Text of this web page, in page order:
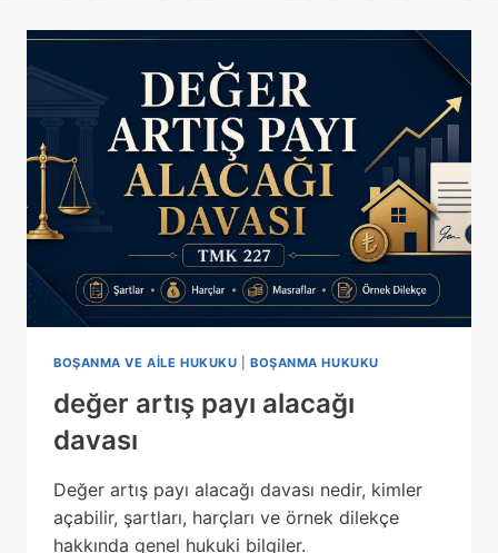
BOŞANMA VE AILE HUKUKU |BOŞANMA HUKUKU
değer artış payı alacağı
davası
Değer artış payı alacağı davası nedir, kimler
açabilir, şartları, harçları ve örnek dilekçe
hakkında genel hukuki bilgiler.